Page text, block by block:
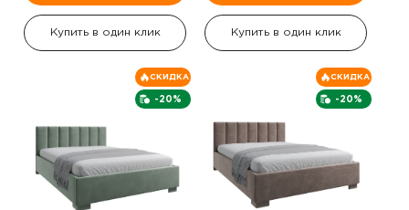
Купить в один клик Купить в один клик
-20%
СКИДКА
-20%
СКИДКА